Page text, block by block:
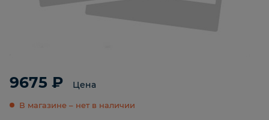
9675 ₽ Цена
В магазине – нет в наличии